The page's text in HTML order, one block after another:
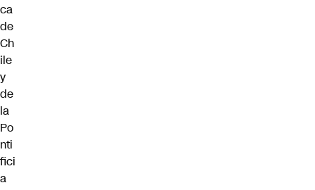
ca
de
Ch
ile
y
de
la
Po
nti
fici
a